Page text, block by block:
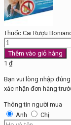
Thuốc Cai Rượu
Thuốc
Cai
Rượu
số
lượng
Thêm vào giỏ hàng
1 ₫
Bạn vui lòng nhập
xác nhận đơn hàng
Thông tin người mua
Anh
Chị